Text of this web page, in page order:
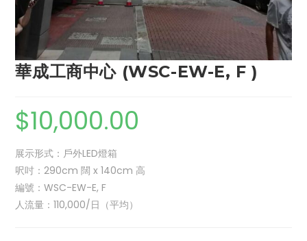
華成工商中心 (WSC-EW-E, F )
$10,000.00
展示形式：戶外LED燈箱
呎吋：290cm 闊 x 140cm 高
編號：WSC-EW-E, F
人流量：110,000/日（平均）